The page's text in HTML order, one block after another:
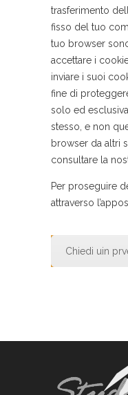
trasferimento
fisso del tuo
tuo browser
accettare i
inviare i suoi
fine di
solo ed
stesso, e non
browser da altri
consultare la
Per proseguire
attraverso
Chiedi uin